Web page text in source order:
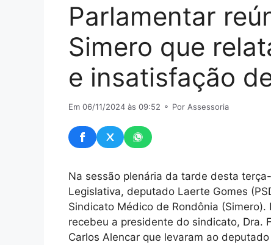
Parlamentar
Simero que
e insatisfação
Em 06/11/2024 às 09:52 ⚬ Por Assessoria
Na sessão plenária da tarde desta
Legislativa, deputado Laerte Gomes
Sindicato Médico de Rondônia
recebeu a presidente do sindicato, Dra.
Carlos Alencar que levaram ao